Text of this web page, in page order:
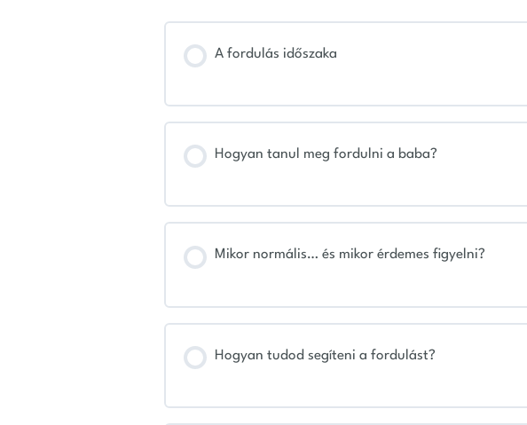
A fordulás időszaka
Hogyan tanul meg fordulni a baba?
Mikor normális… és mikor érdemes figyelni?
Hogyan tudod segíteni a fordulást?